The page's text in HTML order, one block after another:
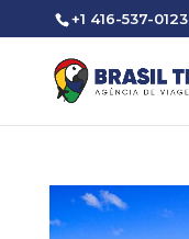
+1 416-537-0123